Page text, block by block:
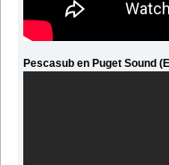
Pescasub en Puget Sound